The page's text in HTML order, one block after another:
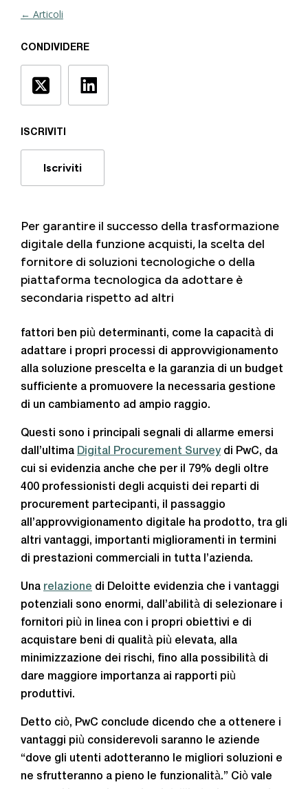
← Articoli
CONDIVIDERE
ISCRIVITI
Iscriviti
Per garantire il successo della trasformazione
digitale della funzione acquisti, la scelta del
fornitore di soluzioni tecnologiche o della
piattaforma tecnologica da adottare è
secondaria rispetto ad altri
fattori ben più determinanti, come la capacità di
adattare i propri processi di approvvigionamento
alla soluzione prescelta e la garanzia di un budget
sufficiente a promuovere la necessaria gestione
di un cambiamento ad ampio raggio.
Questi sono i principali segnali di allarme emersi
dall’ultima Digital Procurement Surveydi PwC, da
cui si evidenzia anche che per il 79% degli oltre
400 professionisti degli acquisti dei reparti di
procurement partecipanti, il passaggio
all’approvvigionamento digitale ha prodotto, tra gli
altri vantaggi, importanti miglioramenti in termini
di prestazioni commerciali in tutta l’azienda.
Una relazione di Deloitte evidenzia che i vantaggi
potenziali sono enormi, dall’abilità di selezionare i
fornitori più in linea con i propri obiettivi e di
acquistare beni di qualità più elevata, alla
minimizzazione dei rischi, fino alla possibilità di
dare maggiore importanza ai rapporti più
produttivi.
Detto ciò, PwC conclude dicendo che a ottenere i
vantaggi più considerevoli saranno le aziende
“dove gli utenti adotteranno le migliori soluzioni e
ne sfrutteranno a pieno le funzionalità.” Ciò vale